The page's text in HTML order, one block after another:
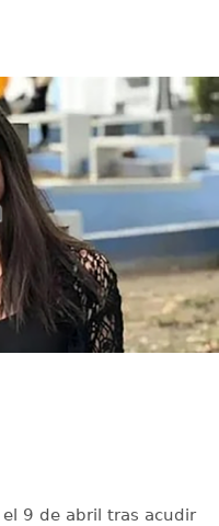
9 de abril tras acudir